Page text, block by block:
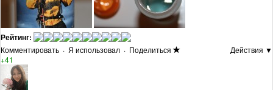
Рейтинг:
Комментировать · Я использовал · Поделиться
Действия ▼
+41